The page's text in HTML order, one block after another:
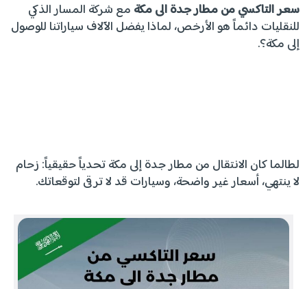
سعر التاكسي من مطار جدة الى مكة مع شركة المسار الذكي
للنقليات دائماً هو الأرخص، لماذا يفضل الآلاف سياراتنا للوصول
إلى مكة؟.
لطالما كان الانتقال من مطار جدة إلى مكة تحدياً حقيقياً: زحام
لا ينتهي، أسعار غير واضحة، وسيارات قد لا ترقى لتوقعاتك.